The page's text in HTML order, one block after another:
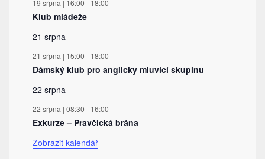
19 srpna | 16:00 - 18:00
Klub mládeže
21 srpna
21 srpna | 15:00 - 18:00
Dámský klub pro anglicky mluvící skupinu
22 srpna
22 srpna | 08:30 - 16:00
Exkurze – Pravčická brána
Zobrazit kalendář